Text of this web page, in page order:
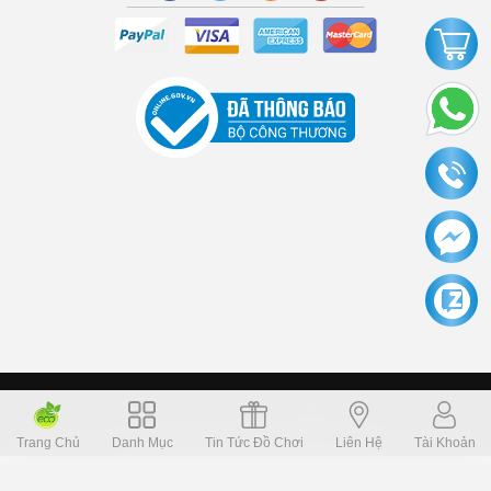
Copyright © 2006 Dochoikinhbac.com Alright reversed. Designed
Dochoikinhbac.vn.cung cấp bởi sapo
Trang Chủ
Danh Mục Tin Tức Đồ Chơi Liên Hệ Tài Khoản